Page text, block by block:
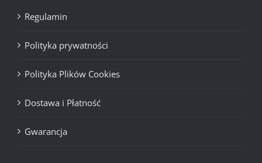
Regulamin
Polityka prywatności
Polityka Plików Cookies
Dostawa i Płatność
Gwarancja